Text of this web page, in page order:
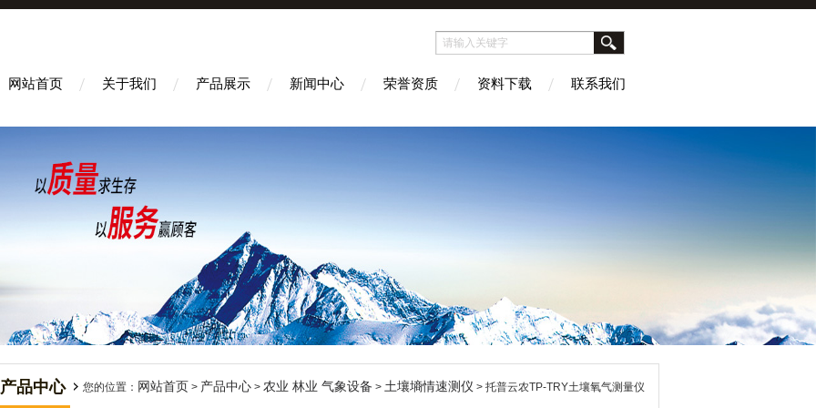
网站首页 关于我们 产品展示 新闻中心 荣誉资质 资料下载 联系我们
产品中心 您的位置： 网站首页 > 产品中心 > 农业 林业 气象设备 > 土壤墒情速测仪 > 托普云农TP-TRY土壤氧气测量仪